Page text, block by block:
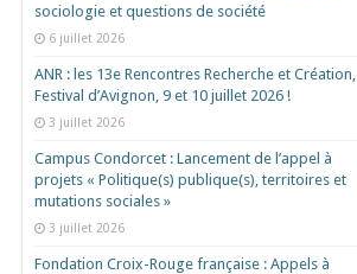
sociologie et questions de société
6 juillet 2026
ANR : les 13e Rencontres Recherche et Création,
Festival d’Avignon, 9 et 10 juillet 2026 !
3 juillet 2026
Campus Condorcet : Lancement de l’appel à
projets « Politique(s) publique(s), territoires et
mutations sociales »
3 juillet 2026
Fondation Croix-Rouge française : Appels à